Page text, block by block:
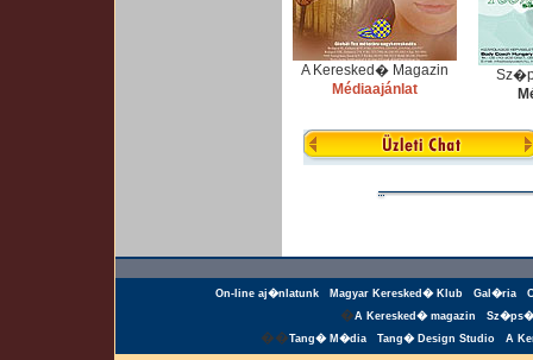
A Keresked� Magazin
Médiaajánlat
On-line aj�nlatunk Magyar Keresked� Klub Gal�ria
�A Keresked� magazin
��Tang� M�dia Tang� Design Studio A